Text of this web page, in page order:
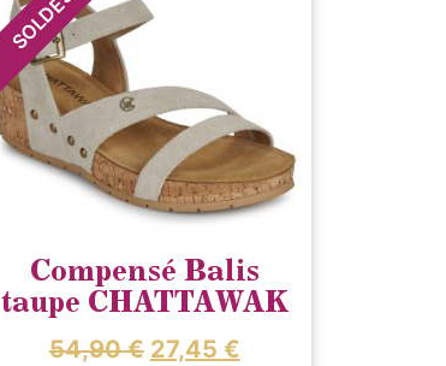
SOLDES
Compensé Balis
taupe CHATTAWAK
54,90€ 27,45 €